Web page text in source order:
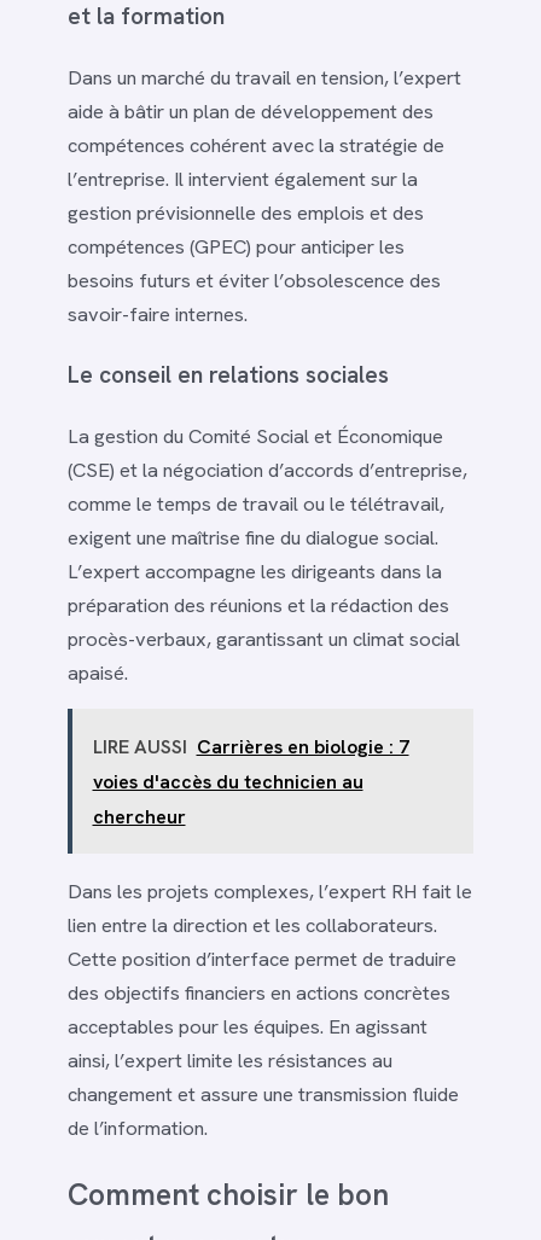
et la formation
Dans un marché du travail en tension, l’expert
aide à bâtir un plan de développement des
compétences cohérent avec la stratégie de
l’entreprise. Il intervient également sur la
gestion prévisionnelle des emplois et des
compétences (GPEC) pour anticiper les
besoins futurs et éviter l’obsolescence des
savoir-faire internes.
Le conseil en relations sociales
La gestion du Comité Social et Économique
(CSE) et la négociation d’accords d’entreprise,
comme le temps de travail ou le télétravail,
exigent une maîtrise fine du dialogue social.
L’expert accompagne les dirigeants dans la
préparation des réunions et la rédaction des
procès-verbaux, garantissant un climat social
apaisé.
LIRE AUSSI Carrières en biologie : 7
voies d'accès du technicien au
chercheur
Dans les projets complexes, l’expert RH fait le
lien entre la direction et les collaborateurs.
Cette position d’interface permet de traduire
des objectifs financiers en actions concrètes
acceptables pour les équipes. En agissant
ainsi, l’expert limite les résistances au
changement et assure une transmission fluide
de l’information.
Comment choisir le bon